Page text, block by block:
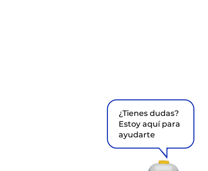
¿Tienes dudas?
Estoy aquí para
ayudarte